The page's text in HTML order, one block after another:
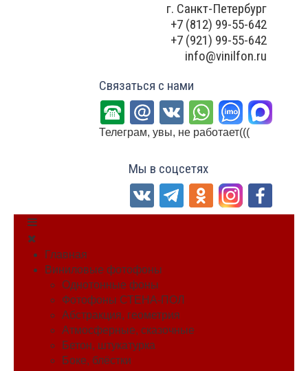
г. Санкт-Петербург
+7 (812) 99-55-642
+7 (921) 99-55-642
info@vinilfon.ru
Связаться с нами
Телеграм, увы, не работает(((
Мы в соцсетях
Главная
Виниловые фотофоны
Однотонные фоны
Фотофоны СТЕНА-ПОЛ
Абстракция, геометрия
Атмосферные, сказочные
Бетон, штукатурка
Боке, блёстки